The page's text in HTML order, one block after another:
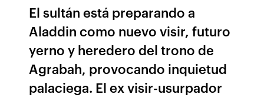
El sultán está preparando a
Aladdin como nuevo visir, futuro
yerno y heredero del trono de
Agrabah, provocando inquietud
palaciega. El ex visir-usurpador